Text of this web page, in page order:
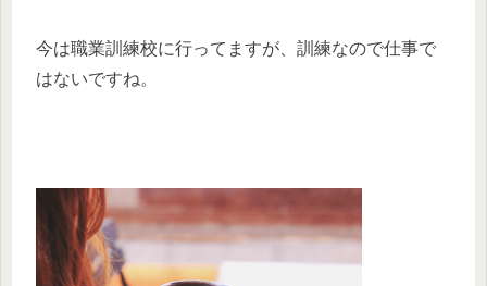
今は職業訓練校に行ってますが、訓練なので仕事で
はないですね。